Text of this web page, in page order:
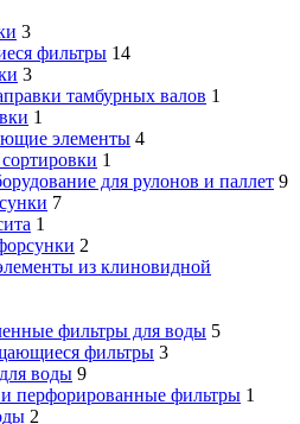
3
фильтры 14
3
тамбурных валов 1
1
элементы 4
1
для рулонов и паллет 9
7
1
2
из клиновидной
фильтры для воды 5
фильтры 3
воды 9
перфорированные фильтры 1
2